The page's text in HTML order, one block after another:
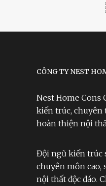
CÔNG TY NEST
Nest Home Cons
kiến trúc, chuyên
hoàn thiện nội
Đội ngũ kiến trúc
chuyên môn cao,
nội thất độc đáo.